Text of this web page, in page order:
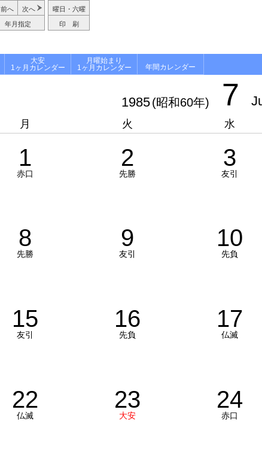
前へ 次へ
年月指定
曜日・六曜
印 刷
大安
1ヶ月カレンダー
月曜始まり
1ヶ月カレンダー
年間カレンダー
1985(昭和60年) 7
月 火 水
1
赤口
2
先勝
3
友引
8
先勝
9
友引
10
先負
15
友引
16
先負
17
仏滅
22
仏滅
23
大安
24
赤口